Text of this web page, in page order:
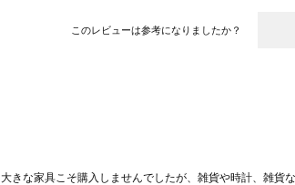
このレビューは参考になりましたか？
きな家具こそ購入しませんでしたが、雑貨や時計、雑貨